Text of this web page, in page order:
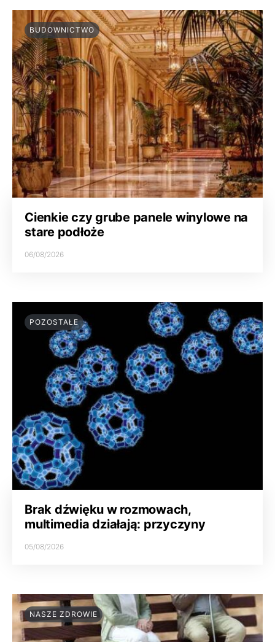
BUDOWNICTWO
Cienkie czy grube panele winylowe na
stare podłoże
06/08/2026
POZOSTAŁE
Brak dźwięku w rozmowach,
multimedia działają: przyczyny
05/08/2026
NASZE ZDROWIE